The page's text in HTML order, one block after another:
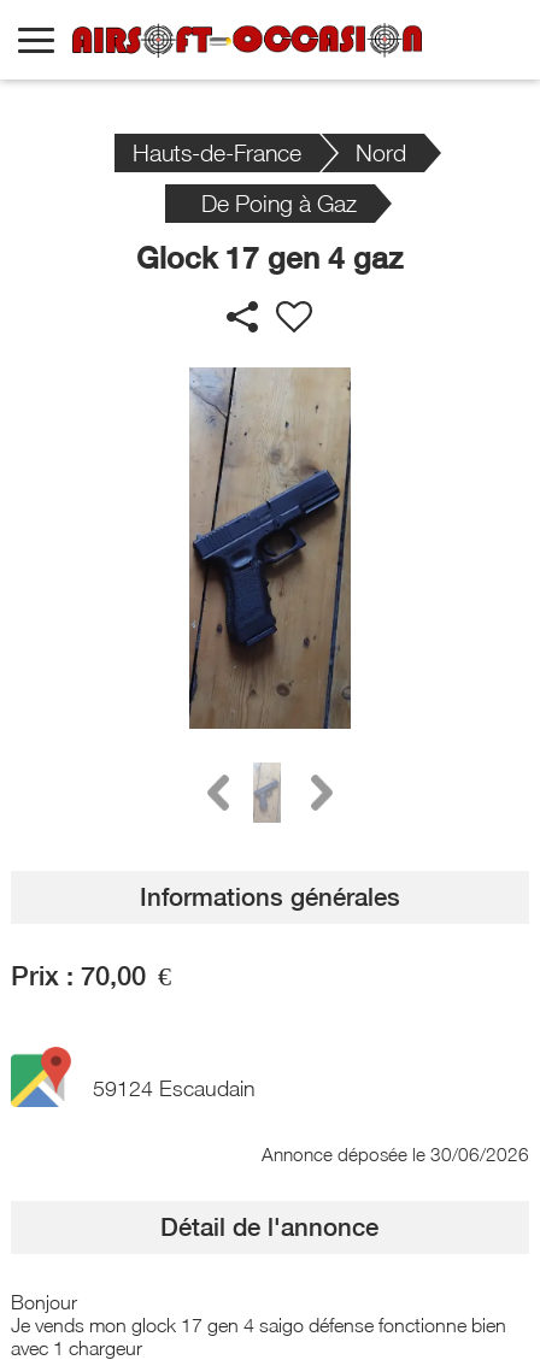
Hauts-de-France
Nord
De Poing à Gaz
Glock 17 gen 4 gaz
Informations générales
Prix : 70,00 €
59124 Escaudain
Annonce déposée le 30/06/2026
Détail de l'annonce
Bonjour
Je vends mon glock 17 gen 4 saigo défense fonctionne bien
avec 1 chargeur